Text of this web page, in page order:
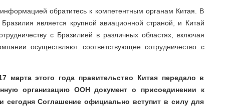
обратитесь к компетентным органам Китая. В
является крупной авиационной страной, и Китай
с Бразилией в различных областях, включая
осуществляют соответствующее сотрудничество с
этого года правительство Китая передало в
организацию ООН документ о присоединении к
сегодня Соглашение официально вступит в силу для